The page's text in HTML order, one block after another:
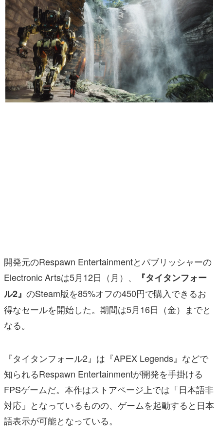
日本モバイルゲーム産業史
日本のモバイルゲーム史における主要なトピック・タイト
ルを網羅するほか、開発者へのインタビューや識者による
解説を掲載。約20年の歴史が一望できる決定版！
若ゲのいたり〜ゲームクリエイターの青春〜
『うつヌケ』『ペンと箸』等で知られるマンガ家・田中圭
一先生によるゲーム業界レポートマンガです。
なんでゲームは面白い？
ゲーム開発者・hamatsu氏がゲームの魅力を画面や操作の
具体的な形から解き明かしていく、硬派で骨太な評論連載
その他
電ファミニコゲーマーとは？
運営：株式会社マレ
開発元のRespawn Entertainmentとパブリッシャーの
Electronic Artsは5月12日（月）、
『タイタンフォー
ル2』 のSteam版を85%オフの450円で購入できるお
得なセールを開始した。期間は5月16日（金）までと
なる。
『タイタンフォール2』は『APEX Legends』などで
知られるRespawn Entertainmentが開発を手掛ける
FPSゲームだ。本作はストアページ上では「日本語非
対応」となっているものの、ゲームを起動すると日本
語表示が可能となっている。